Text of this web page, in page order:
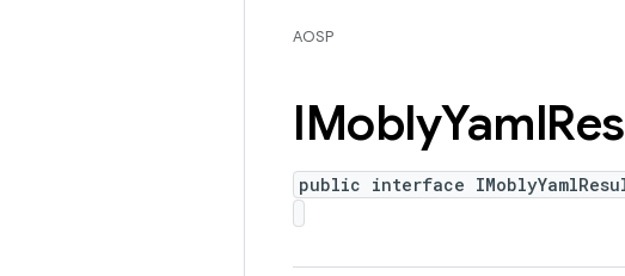
AOSP
IMoblyYaml
public interface